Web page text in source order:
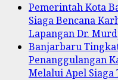
Pemerintah Kota
Siaga Bencana
Lapangan Dr.
Banjarbaru
Penanggulangan
Melalui Apel Siaga